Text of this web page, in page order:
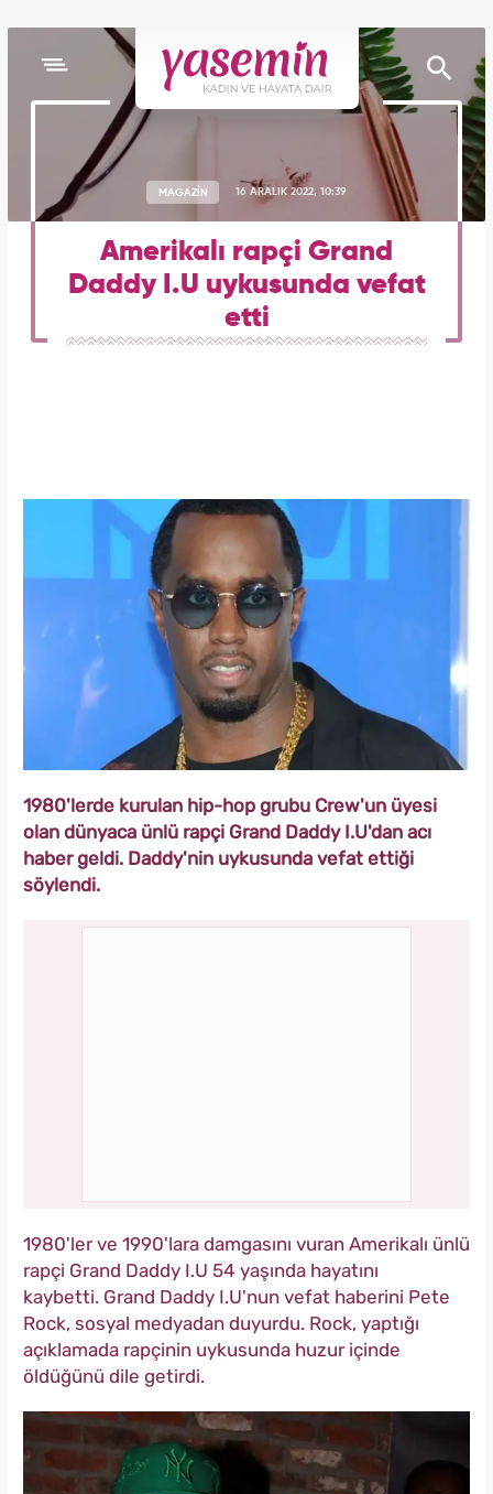
MAGAZİN 16 ARALIK 2022, 10:39
Amerikalı rapçi Grand
Daddy I.U uykusunda vefat
etti
1980'lerde kurulan hip-hop grubu Crew'un üyesi
olan dünyaca ünlü rapçi Grand Daddy I.U'dan acı
haber geldi. Daddy'nin uykusunda vefat ettiği
söylendi.
1980'ler ve 1990'lara damgasını vuran Amerikalı ünlü
rapçi Grand Daddy I.U 54 yaşında hayatını
kaybetti. Grand Daddy I.U'nun vefat haberini Pete
Rock, sosyal medyadan duyurdu. Rock, yaptığı
açıklamada rapçinin uykusunda huzur içinde
öldüğünü dile getirdi.